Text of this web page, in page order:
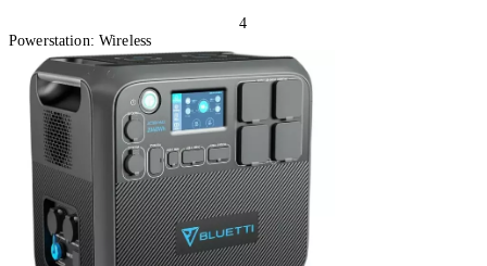
4
Powerstation: Wireless